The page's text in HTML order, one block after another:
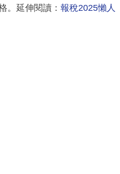
。延伸閱讀： 報稅2025懶人